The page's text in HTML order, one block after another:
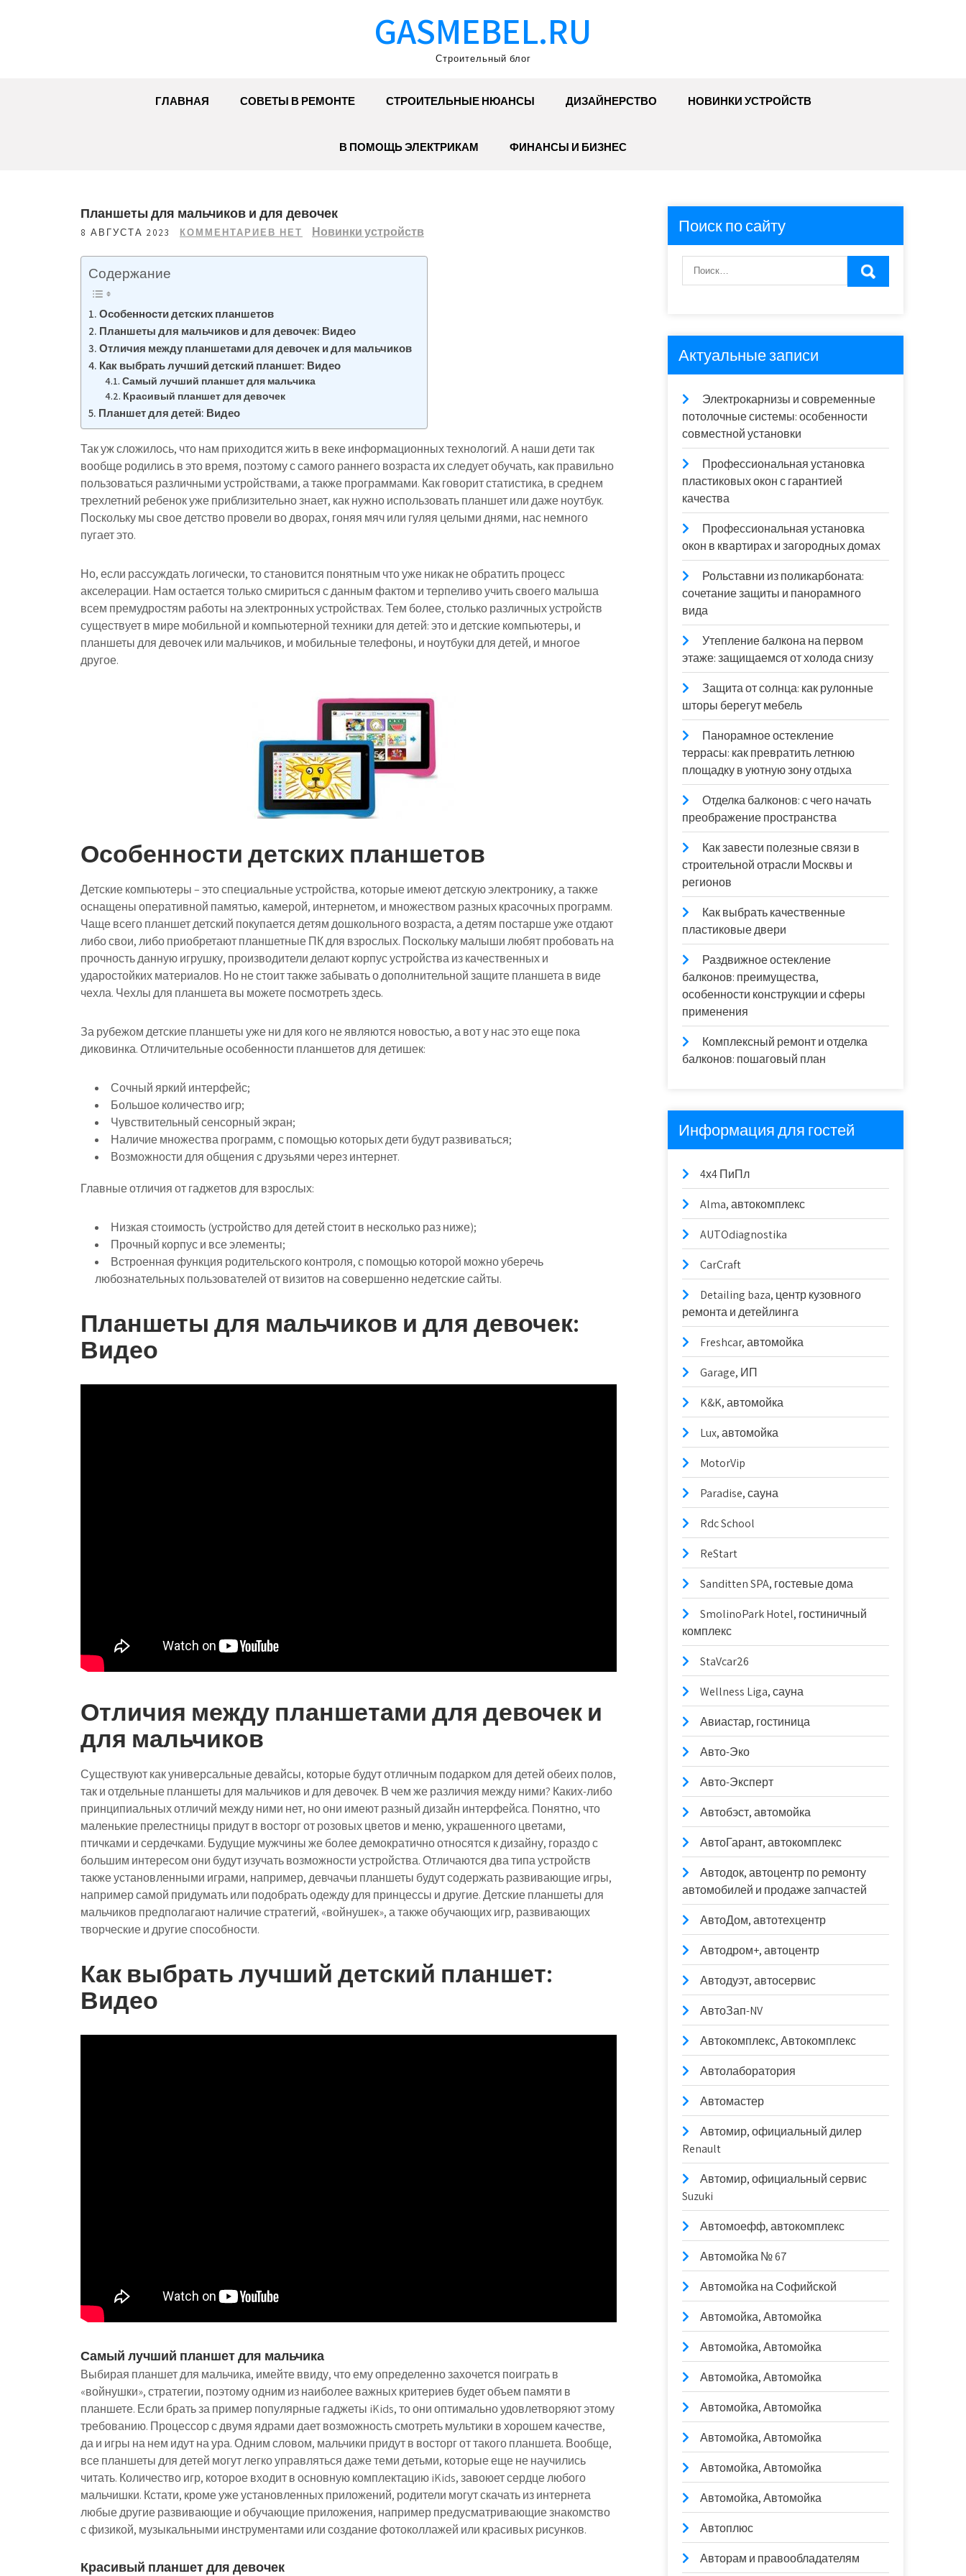
GASMEBEL.RU
Строительный блог
ГЛАВНАЯ СОВЕТЫ В РЕМОНТЕ СТРОИТЕЛЬНЫЕ НЮАНСЫ ДИЗАЙНЕРСТВО НОВИНКИ УСТРОЙСТВ
В ПОМОЩЬ ЭЛЕКТРИКАМ ФИНАНСЫ И БИЗНЕС
Планшеты для мальчиков и для девочек
8 АВГУСТА 2023 КОММЕНТАРИЕВ НЕТ Новинки устройств
Содержание
Особенности детских планшетов
Планшеты для мальчиков и для девочек: Видео
Отличия между планшетами для девочек и для мальчиков
Как выбрать лучший детский планшет: Видео
Самый лучший планшет для мальчика
Красивый планшет для девочек
Планшет для детей: Видео
Так уж сложилось, что нам приходится жить в веке информационных технологий. А наши дети так
вообще родились в это время, поэтому с самого раннего возраста их следует обучать, как правильно
пользоваться различными устройствами, а также программами. Как говорит статистика, в среднем
трехлетний ребенок уже приблизительно знает, как нужно использовать планшет или даже ноутбук.
Поскольку мы свое детство провели во дворах, гоняя мяч или гуляя целыми днями, нас немного
пугает это.
Но, если рассуждать логически, то становится понятным что уже никак не обратить процесс
акселерации. Нам остается только смириться с данным фактом и терпеливо учить своего малыша
всем премудростям работы на электронных устройствах. Тем более, столько различных устройств
существует в мире мобильной и компьютерной техники для детей: это и детские компьютеры, и
планшеты для девочек или мальчиков, и мобильные телефоны, и ноутбуки для детей, и многое
другое.
Особенности детских планшетов
Детские компьютеры – это специальные устройства, которые имеют детскую электронику, а также
оснащены оперативной памятью, камерой, интернетом, и множеством разных красочных программ.
Чаще всего планшет детский покупается детям дошкольного возраста, а детям постарше уже отдают
либо свои, либо приобретают планшетные ПК для взрослых. Поскольку малыши любят пробовать на
прочность данную игрушку, производители делают корпус устройства из качественных и
ударостойких материалов. Но не стоит также забывать о дополнительной защите планшета в виде
чехла. Чехлы для планшета вы можете посмотреть здесь.
За рубежом детские планшеты уже ни для кого не являются новостью, а вот у нас это еще пока
диковинка. Отличительные особенности планшетов для детишек:
Сочный яркий интерфейс;
Большое количество игр;
Чувствительный сенсорный экран;
Наличие множества программ, с помощью которых дети будут развиваться;
Возможности для общения с друзьями через интернет.
Главные отличия от гаджетов для взрослых:
Низкая стоимость (устройство для детей стоит в несколько раз ниже);
Прочный корпус и все элементы;
Встроенная функция родительского контроля, с помощью которой можно уберечь
любознательных пользователей от визитов на совершенно недетские сайты.
Планшеты для мальчиков и для девочек:
Видео
Отличия между планшетами для девочек и
для мальчиков
Существуют как универсальные девайсы, которые будут отличным подарком для детей обеих полов,
так и отдельные планшеты для мальчиков и для девочек. В чем же различия между ними? Каких-либо
принципиальных отличий между ними нет, но они имеют разный дизайн интерфейса. Понятно, что
маленькие прелестницы придут в восторг от розовых цветов и меню, украшенного цветами,
птичками и сердечками. Будущие мужчины же более демократично относятся к дизайну, гораздо с
большим интересом они будут изучать возможности устройства. Отличаются два типа устройств
также установленными играми, например, девчачьи планшеты будут содержать развивающие игры,
например самой придумать или подобрать одежду для принцессы и другие. Детские планшеты для
мальчиков предполагают наличие стратегий, «войнушек», а также обучающих игр, развивающих
творческие и другие способности.
Как выбрать лучший детский планшет:
Видео
Самый лучший планшет для мальчика
Выбирая планшет для мальчика, имейте ввиду, что ему определенно захочется поиграть в
«войнушки», стратегии, поэтому одним из наиболее важных критериев будет объем памяти в
планшете. Если брать за пример популярные гаджеты iKids, то они оптимально удовлетворяют этому
требованию. Процессор с двумя ядрами дает возможность смотреть мультики в хорошем качестве,
да и игры на нем идут на ура. Одним словом, мальчики придут в восторг от такого планшета. Вообще,
все планшеты для детей могут легко управляться даже теми детьми, которые еще не научились
читать. Количество игр, которое входит в основную комплектацию iKids, завоюет сердце любого
мальчишки. Кстати, кроме уже установленных приложений, родители могут скачать из интернета
любые другие развивающие и обучающие приложения, например предусматривающие знакомство
с физикой, музыкальными инструментами или создание фотоколлажей или красивых рисунков.
Красивый планшет для девочек
Поиск по сайту
Актуальные записи
Электрокарнизы и современные
потолочные системы: особенности
совместной установки
Профессиональная установка
пластиковых окон с гарантией
качества
Профессиональная установка
окон в квартирах и загородных домах
Рольставни из поликарбоната:
сочетание защиты и панорамного
вида
Утепление балкона на первом
этаже: защищаемся от холода снизу
Защита от солнца: как рулонные
шторы берегут мебель
Панорамное остекление
террасы: как превратить летнюю
площадку в уютную зону отдыха
Отделка балконов: с чего начать
преображение пространства
Как завести полезные связи в
строительной отрасли Москвы и
регионов
Как выбрать качественные
пластиковые двери
Раздвижное остекление
балконов: преимущества,
особенности конструкции и сферы
применения
Комплексный ремонт и отделка
балконов: пошаговый план
Информация для гостей
4х4 ПиПл
Alma, автокомплекс
AUTOdiagnostika
CarCraft
Detailing baza, центр кузовного
ремонта и детейлинга
Freshcar, автомойка
Garage, ИП
K&K, автомойка
Lux, автомойка
MotorVip
Paradise, сауна
Rdc School
ReStart
Sanditten SPA, гостевые дома
SmolinoPark Hotel, гостиничный
комплекс
StaVcar26
Wellness Liga, сауна
Авиастар, гостиница
Авто-Эко
Авто-Эксперт
Автобэст, автомойка
АвтоГарант, автокомплекс
Автодок, автоцентр по ремонту
автомобилей и продаже запчастей
АвтоДом, автотехцентр
Автодром+, автоцентр
Автодуэт, автосервис
АвтоЗап-NV
Автокомплекс, Автокомплекс
Автолаборатория
Автомастер
Автомир, официальный дилер
Renault
Автомир, официальный сервис
Suzuki
Автомоефф, автокомплекс
Автомойка № 67
Автомойка на Софийской
Автомойка, Автомойка
Автомойка, Автомойка
Автомойка, Автомойка
Автомойка, Автомойка
Автомойка, Автомойка
Автомойка, Автомойка
Автомойка, Автомойка
Автоплюс
Авторам и правообладателям